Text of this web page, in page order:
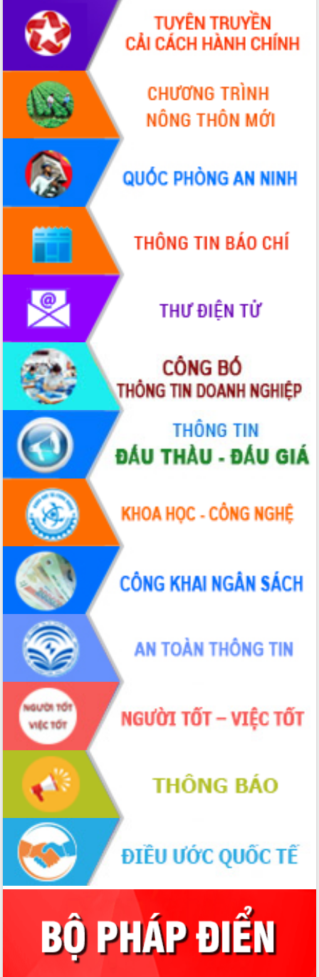
Quyết liệt tháo gỡ vướng mắc, đẩy
nhanh tiến độ các dự án trọng điểm
trong Khu kinh tế Nam Phú Yên
Hòn Yến phát triển du lịch gắn với bảo
tồn biển
Lấy ý kiến điều chỉnh Quy hoạch tỉnh
Đắk Lắk thời kỳ 2021-2030, tầm nhìn
đến năm 2050
Phát động chiến dịch 30 ngày đêm
giải phóng mặt bằng Tuyến đường bộ
ven biển
Đắk Lắk nỗ lực thúc đẩy tăng trưởng
kinh tế từ 10% trở lên trong Quý
II/2026
Đắk Lắk ký kết thỏa thuận hợp tác về
chuyển đổi số giai đoạn 2026 – 2030
với Tập đoàn Bưu chính Viễn thông
Thứ trưởng Bộ Y tế làm việc với tỉnh
Đắk Lắk về phát triển nhân lực y tế
cho trạm y tế cấp xã
Du lịch Đắk Lắk nâng tầm trải nghiệm
du khách thông qua Hệ thống cơ sở dữ
liệu và Bản đồ số
Tập huấn ứng dụng trí tuệ nhân tạo (AI)
trong thương mại điện tử năm 2026
Đoàn đại biểu Quốc hội tỉnh Đắk Lắk
trao đổi thông tin trước Kỳ họp thứ
nhất, Quốc hội khóa XVI
Quyết liệt cải cách hành chính, khơi
thông nguồn lực phát triển
Nâng cao hiệu lực, hiệu quả HĐND
tỉnh thông qua hiện đại hóa hành chính
Xã Ea Phê gắn cải cách hành chính với
chuyển đổi số
Phó Chủ tịch Thường trực UBND tỉnh
Hồ Thị Nguyên Thảo làm việc tại Trung
tâm Phục vụ hành chính công xã Ea
Phê
Xây dựng nền hành chính số đồng
hành cùng nông dân dân, doanh nghiệp
Giai đoạn 2026-2030, Đắk Lắk phấn
đấu có 77% xã đạt chuẩn nông thôn
Chuyển đổi số 'mở đường' cho nông
nghiệp Đắk Lắk tăng trưởng bứt phá
Triển khai đồng bộ đo đạc, lập hồ sơ
địa chính, hoàn thiện cơ sở dữ liệu đất
đai
Ứng dụng sinh trắc học - Bước tiến
trong hành trình chuyển đổi số tại Đắk
Lắk
Đắk Lắk nâng cao hiệu quả công tác
Đảng từ Sổ tay đảng viên điện tử
Đắk Lắk đẩy mạnh nuôi biển công
nghệ, hướng tới phát triển thủy sản
bền vững
Tập huấn nâng cao năng lực triển khai
chuyển đổi số cho cán bộ, công chức
Đắk Lắk phát động hưởng ứng Ngày
Quyền của người tiêu dùng Việt Nam